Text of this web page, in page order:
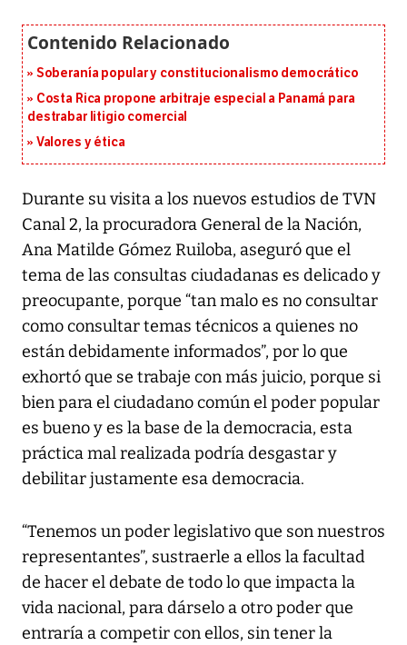
Soberanía popular y constitucionalismo democrático
Costa Rica propone arbitraje especial a Panamá para
destrabar litigio comercial
Valores y ética
Durante su visita a los nuevos estudios de TVN
Canal 2, la procuradora General de la Nación,
Ana Matilde Gómez Ruiloba, aseguró que el
tema de las consultas ciudadanas es delicado y
preocupante, porque “tan malo es no consultar
como consultar temas técnicos a quienes no
están debidamente informados”, por lo que
exhortó que se trabaje con más juicio, porque si
bien para el ciudadano común el poder popular
es bueno y es la base de la democracia, esta
práctica mal realizada podría desgastar y
debilitar justamente esa democracia.
“Tenemos un poder legislativo que son nuestros
representantes”, sustraerle a ellos la facultad
de hacer el debate de todo lo que impacta la
vida nacional, para dárselo a otro poder que
entraría a competir con ellos, sin tener la